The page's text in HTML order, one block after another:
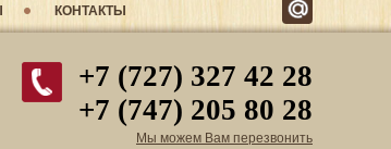
КОНТАКТЫ
+7 (727) 327 42 28
+7 (747) 205 80 28
Мы можем Вам перезвонить